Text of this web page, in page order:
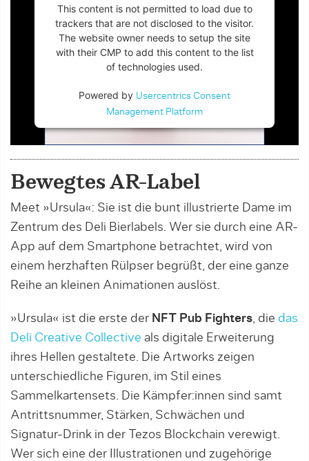
This content is not permitted to load due to
trackers that are not disclosed to the visitor.
The website owner needs to setup the site
with their CMP to add this content to the list
of technologies used.
Powered by Usercentrics Consent
Management Platform
Bewegtes AR-Label
Meet »Ursula«: Sie ist die bunt illustrierte Dame im
Zentrum des Deli Bierlabels. Wer sie durch eine AR-
App auf dem Smartphone betrachtet, wird von
einem herzhaften Rülpser begrüßt, der eine ganze
Reihe an kleinen Animationen auslöst.
»Ursula« ist die erste der NFT Pub Fighters, die das
Deli Creative Collective als digitale Erweiterung
ihres Hellen gestaltete. Die Artworks zeigen
unterschiedliche Figuren, im Stil eines
Sammelkartensets. Die Kämpfer:innen sind samt
Antrittsnummer, Stärken, Schwächen und
Signatur-Drink in der Tezos Blockchain verewigt.
Wer sich eine der Illustrationen und zugehörige